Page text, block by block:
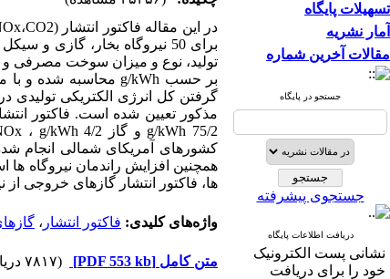
تسهیلات پایگاه
آمار نشریه
مقالات آخرین شماره
جستجو در پایگاه
جستجوی پیشرفته
دریافت اطلاعات پایگاه
نشانی پست الکترونیک
خود را برای دریافت
تولید، نوع و میزان سوخت مصرفی
گرفتن کل انرژی الکتریکی تولیدی
کشورهای آمریکای شمالی انجام
همچنین افزایش راندمان نیروگاه
ها، فاکتور انتشار گازهای خروجی
واژه‌های کلیدی: فاکتور انتشار ،
متن کامل [PDF 553 kb]
(۷۸۱۷ دریافت)